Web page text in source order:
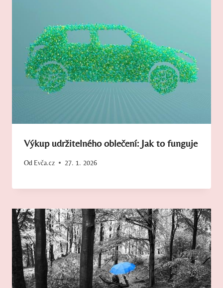
Výkup udržitelného oblečení: Jak to funguje
Od Evča.cz 27. 1. 2026